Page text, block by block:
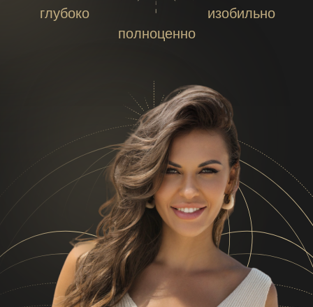
глубоко
полноценно
изобильно